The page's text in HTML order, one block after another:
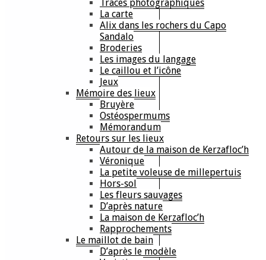
Traces photographiques
La carte
Alix dans les rochers du Capo
Sandalo
Broderies
Les images du langage
Le caillou et l’icône
Jeux
Mémoire des lieux
Bruyère
Ostéospermums
Mémorandum
Retours sur les lieux
Autour de la maison de Kerzafloc’h
Véronique
La petite voleuse de millepertuis
Hors-sol
Les fleurs sauvages
D’après nature
La maison de Kerzafloc’h
Rapprochements
Le maillot de bain
D’après le modèle